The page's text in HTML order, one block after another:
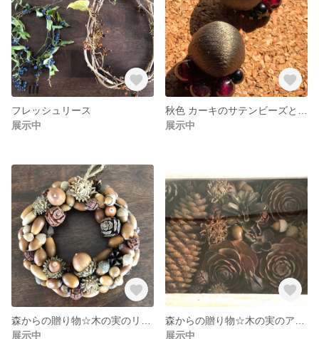
フレッシュリース
展示中
展示中
展示中
展示中